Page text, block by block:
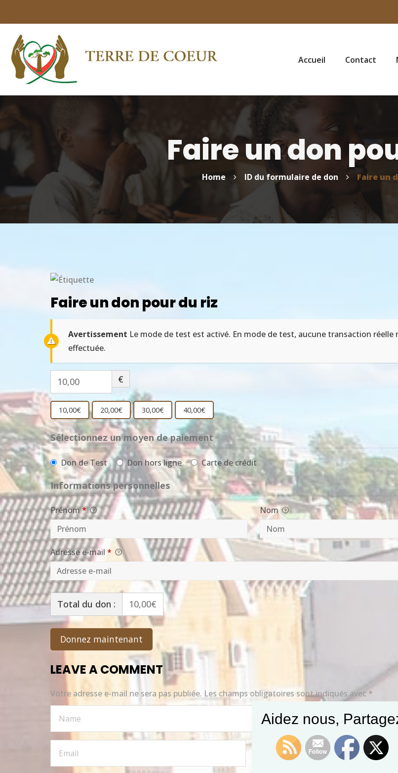
Accueil Contact
Faire un don
Home ID du formulaire de don Faire un
Faire un don pour du riz
Avertissement Le mode de test est activé. En mode de test, aucune transaction réelle
effectuée.
10,00 €
10,00€ 20,00€ 30,00€ 40,00€
Sélectionnez un moyen de paiement
Don de Test Don hors ligne Carte de crédit
Informations personnelles
Prénom* Nom
Adresse e-mail *
Total du don : 10,00€
LEAVE A COMMENT
Votre adresse e-mail ne sera pas publiée. Les champs obligatoires sont indiqués avec *
Aidez nous,